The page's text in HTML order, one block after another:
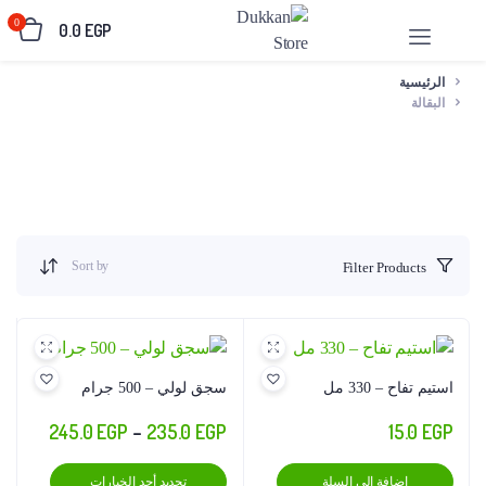
0.0 EGP
0
الرئيسية
البقالة
Filter Products
Sort by
استيم تفاح – 330 مل
15.0 EGP
إضافة إلى السلة
سجق لولي – 500 جرام
235.0 EGP
–
245.0 EGP
نطاق
تحديد أحد الخيارات
هناك